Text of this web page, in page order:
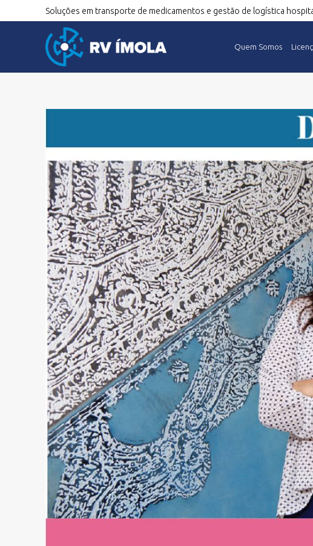
Soluções em transporte de medicamentos e gestão de logística
Quem Somos